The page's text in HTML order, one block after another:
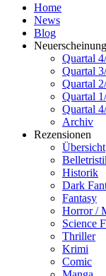
Home
News
Blog
Quartal
Quartal
Quartal
Quartal
Quartal
Archiv
Rezensionen
Übersicht
Historik
Dark
Fantasy
Horror /
Science
Thriller
Krimi
Comic